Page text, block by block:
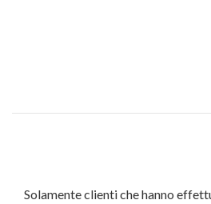
Solamente clienti che hanno